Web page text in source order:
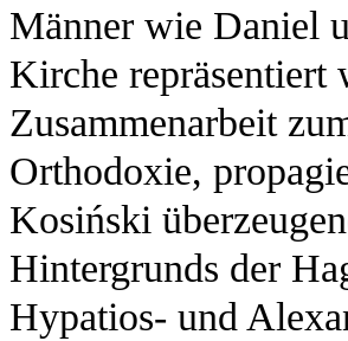
Männer wie Daniel
Kirche repräsentiert
Zusammenarbeit
Orthodoxie,
Kosiński
Hintergrunds der
Hypatios- und